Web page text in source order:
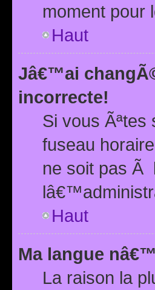
moment pour
Haut
Jâ€™ai
incorrecte!
Si vous
fuseau
ne soit pas Ã
Haut
Ma langue
La raison la